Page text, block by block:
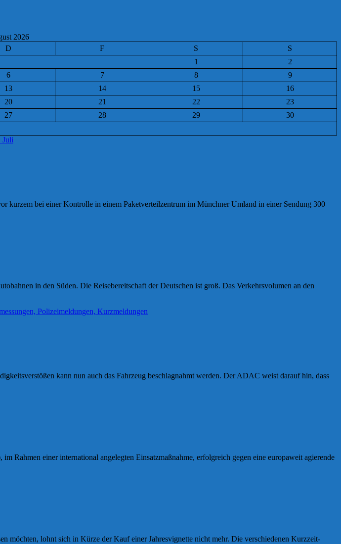
2026
D F S
S
1
2
6 7 8
9
13 14 15
16
20 21 22
23
27 28 29
30
Juli
bei einer Kontrolle in einem Paketverteilzentrum im Münchner Umland in einer Sendung 300
in den Süden. Die Reisebereitschaft der Deutschen ist groß. Das Verkehrsvolumen an den
kann nun auch das Fahrzeug beschlagnahmt werden. Der ADAC weist darauf hin, dass
Rahmen einer international angelegten Einsatzmaßnahme, erfolgreich gegen eine europaweit agierende
möchten, lohnt sich in Kürze der Kauf einer Jahresvignette nicht mehr. Die verschiedenen Kurzzeit-